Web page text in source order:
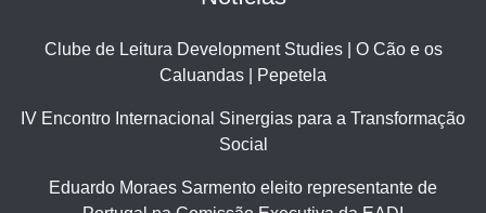
Clube de Leitura Development Studies | O Cão e os
Caluandas | Pepetela
IV Encontro Internacional Sinergias para a Transformação
Social
Eduardo Moraes Sarmento eleito representante de